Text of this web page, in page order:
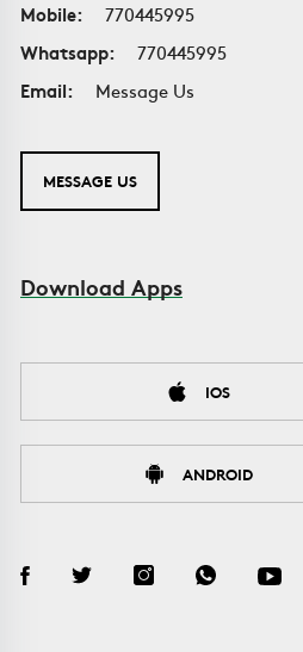
Mobile:
770445995
Whatsapp:
770445995
Email:
Message Us
MESSAGE US
Download Apps
IOS
ANDROID